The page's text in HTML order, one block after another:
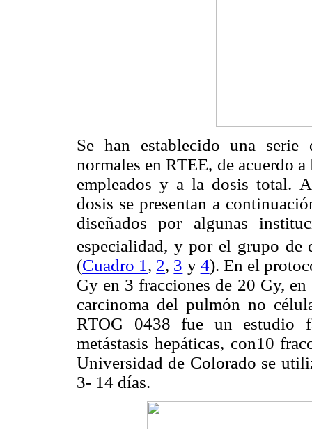
Se han establecido una
normales en RTEE, de acuerdo
empleados y a la dosis total.
dosis se presentan a
diseñados por algunas
especialidad, y por el grupo
(Cuadro 1 , 2, 3 y 4). En el
Gy en 3 fracciones de 20 Gy,
carcinoma del pulmón no
RTOG 0438 fue un estudio
metástasis hepáticas, con10
Universidad de Colorado se
3- 14 días.